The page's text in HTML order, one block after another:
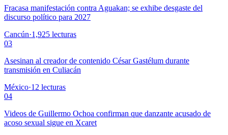
Fracasa manifestación contra Aguakan; se exhibe desgaste del
discurso político para 2027
Cancún·1,925 lecturas
03
Asesinan al creador de contenido César Gastélum durante
transmisión en Culiacán
México·12 lecturas
04
Videos de Guillermo Ochoa confirman que danzante acusado de
acoso sexual sigue en Xcaret